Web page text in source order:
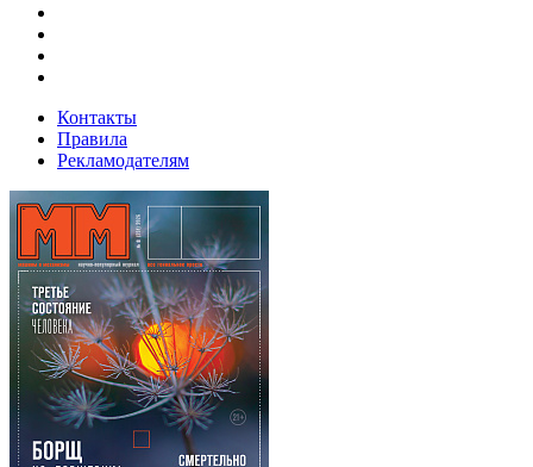
Контакты
Правила
Рекламодателям